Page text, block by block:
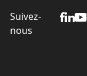
Suivez-
nous